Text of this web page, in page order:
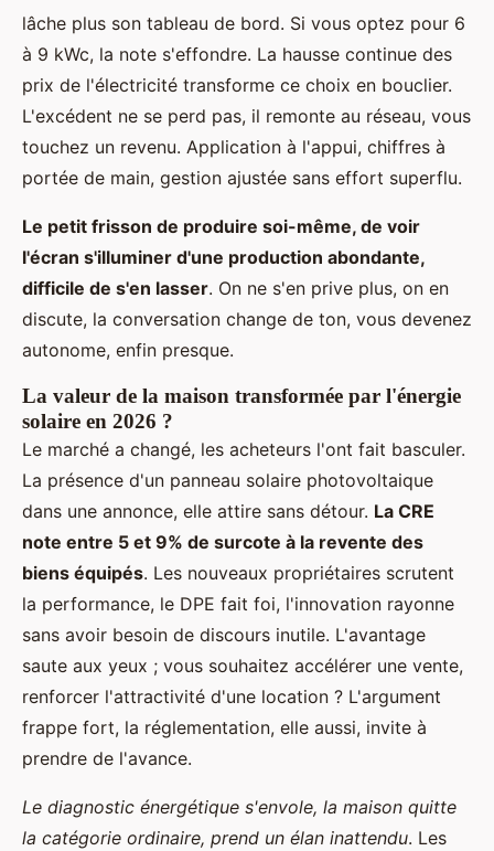
lâche plus son tableau de bord. Si vous optez pour 6
à 9 kWc, la note s'effondre. La hausse continue des
prix de l'électricité transforme ce choix en bouclier.
L'excédent ne se perd pas, il remonte au réseau, vous
touchez un revenu. Application à l'appui, chiffres à
portée de main, gestion ajustée sans effort superflu.
Le petit frisson de produire soi-même, de voir
l'écran s'illuminer d'une production abondante,
difficile de s'en lasser. On ne s'en prive plus, on en
discute, la conversation change de ton, vous devenez
autonome, enfin presque.
La valeur de la maison transformée par l'énergie
solaire en 2026 ?
Le marché a changé, les acheteurs l'ont fait basculer.
La présence d'un panneau solaire photovoltaique
dans une annonce, elle attire sans détour. La CRE
note entre 5 et 9% de surcote à la revente des
biens équipés. Les nouveaux propriétaires scrutent
la performance, le DPE fait foi, l'innovation rayonne
sans avoir besoin de discours inutile. L'avantage
saute aux yeux ; vous souhaitez accélérer une vente,
renforcer l'attractivité d'une location ? L'argument
frappe fort, la réglementation, elle aussi, invite à
prendre de l'avance.
Le diagnostic énergétique s'envole, la maison quitte
la catégorie ordinaire, prend un élan inattendu. Les